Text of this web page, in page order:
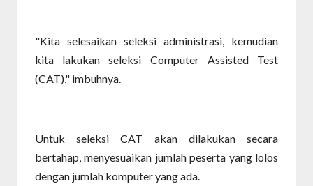
"Kita selesaikan seleksi administrasi, kemudian
kita lakukan seleksi Computer Assisted Test
(CAT)," imbuhnya.
Untuk seleksi CAT akan dilakukan secara
bertahap, menyesuaikan jumlah peserta yang lolos
dengan jumlah komputer yang ada.